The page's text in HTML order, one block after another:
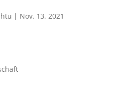
| Nov. 13, 2021